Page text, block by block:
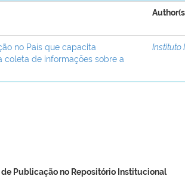
no País que capacita
coleta de informações sobre a
Instituto
Publicação no Repositório Institucional